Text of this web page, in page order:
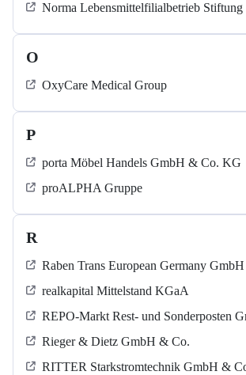
Norma Lebensmittelfilialbetrieb
O
OxyCare Medical Group
P
porta Möbel Handels GmbH & Co. KG
proALPHA Gruppe
R
Raben Trans European Germany GmbH
realkapital Mittelstand KGaA
REPO-Markt Rest- und Sonderposten
Rieger & Dietz GmbH & Co.
RITTER Starkstromtechnik GmbH &